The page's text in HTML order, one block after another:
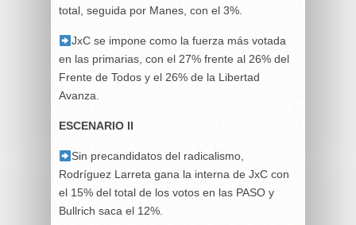
total, seguida por Manes, con el 3%.
JxC se impone como la fuerza más votada
en las primarias, con el 27% frente al 26% del
Frente de Todos y el 26% de la Libertad
Avanza.
ESCENARIO II
Sin precandidatos del radicalismo,
Rodríguez Larreta gana la interna de JxC con
el 15% del total de los votos en las PASO y
Bullrich saca el 12%.